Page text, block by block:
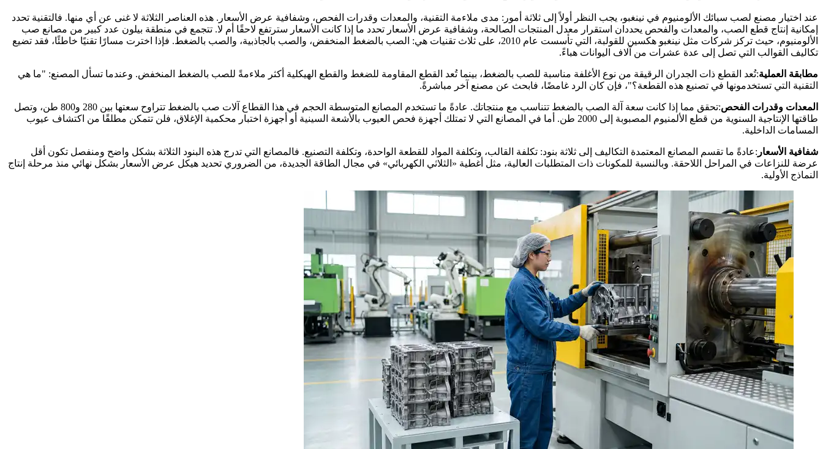
عند اختيار مصنع لصب سبائك الألومنيوم في نينغبو، يجب النظر أولاً إلى ثلاثة أمور: مدى ملاءمة التقنية، والمعدات وقدرات الفحص، وشفافية عرض الأسعار. هذه العناصر الثلاثة لا غنى عن أي منها. فالتقنية تحدد
إمكانية إنتاج قطع الصب، والمعدات والفحص يحددان استقرار معدل المنتجات الصالحة، وشفافية عرض الأسعار تحدد ما إذا كانت الأسعار سترتفع لاحقًا أم لا. تتجمع في منطقة بيلون عدد كبير من مصانع صب
الألومنيوم، حيث تركز شركات مثل نينغبو هكسين للقولبة، التي تأسست عام 2010، على ثلاث تقنيات هي: الصب بالضغط المنخفض، والصب بالجاذبية، والصب بالضغط. فإذا اخترت مسارًا تقنيًا خاطئًا، فقد تضيع
تكاليف القوالب التي تصل إلى عدة عشرات من آلاف اليوانات هباءً.
مطابقة العملية:تُعد القطع ذات الجدران الرقيقة من نوع الأغلفة مناسبة للصب بالضغط، بينما تُعد القطع المقاومة للضغط والقطع الهيكلية أكثر ملاءمةً للصب بالضغط المنخفض. وعندما تسأل المصنع: "ما هي
التقنية التي تستخدمونها في تصنيع هذه القطعة؟"، فإن كان الرد غامضًا، فابحث عن مصنع آخر مباشرةً.
المعدات وقدرات الفحص
:تحقق مما إذا كانت سعة آلة الصب بالضغط تتناسب مع منتجاتك. عادةً ما تستخدم المصانع المتوسطة الحجم في هذا القطاع آلات صب بالضغط تتراوح سعتها بين 280 و800 طن، وتصل
طاقتها الإنتاجية السنوية من قطع الألمنيوم المصبوبة إلى 2000 طن. أما في المصانع التي لا تمتلك أجهزة فحص العيوب بالأشعة السينية أو أجهزة اختبار محكمية الإغلاق، فلن تتمكن مطلقًا من اكتشاف عيوب
المسامات الداخلية.
شفافية الأسعار :عادةً ما تقسم المصانع المعتمدة التكاليف إلى ثلاثة بنود: تكلفة القالب، وتكلفة المواد للقطعة الواحدة، وتكلفة التصنيع. فالمصانع التي تدرج هذه البنود الثلاثة بشكل واضح ومنفصل تكون أقل
عرضة للنزاعات في المراحل اللاحقة. وبالنسبة للمكونات ذات المتطلبات العالية، مثل أغطية «الثلاثي الكهربائي» في مجال الطاقة الجديدة، من الضروري تحديد هيكل عرض الأسعار بشكل نهائي منذ مرحلة إنتاج
النماذج الأولية.